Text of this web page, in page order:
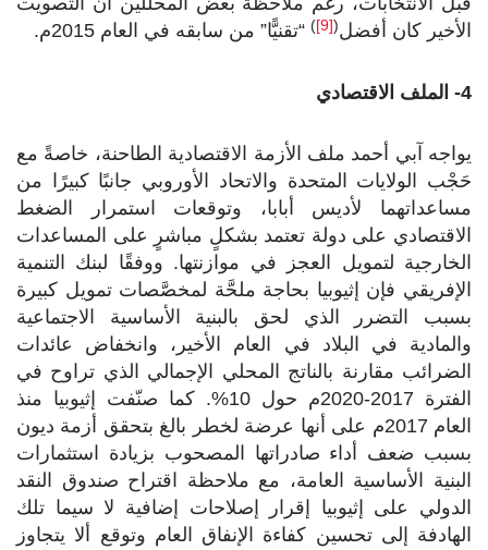
الأخير كان أفضل(
[9]
) “تقنيًّا” من سابقه في العام 2015م.
4- الملف الاقتصادي
يواجه آبي أحمد ملف الأزمة الاقتصادية الطاحنة، خاصةً مع
حَجْب الولايات المتحدة والاتحاد الأوروبي جانبًا كبيرًا من
مساعداتهما لأديس أبابا، وتوقعات استمرار الضغط
الاقتصادي على دولة تعتمد بشكلٍ مباشرٍ على المساعدات
الخارجية لتمويل العجز في موازنتها. ووفقًا لبنك التنمية
الإفريقي فإن إثيوبيا بحاجة ملحَّة لمخصَّصات تمويل كبيرة
بسبب التضرر الذي لحق بالبنية الأساسية الاجتماعية
والمادية في البلاد في العام الأخير، وانخفاض عائدات
الضرائب مقارنة بالناتج المحلي الإجمالي الذي تراوح في
الفترة 2017-2020م حول 10%. كما صنّفت إثيوبيا منذ
العام 2017م على أنها عرضة لخطر بالغ بتحقق أزمة ديون
بسبب ضعف أداء صادراتها المصحوب بزيادة استثمارات
البنية الأساسية العامة، مع ملاحظة اقتراح صندوق النقد
الدولي على إثيوبيا إقرار إصلاحات إضافية لا سيما تلك
الهادفة إلى تحسين كفاءة الإنفاق العام وتوقع ألا يتجاوز